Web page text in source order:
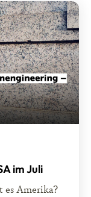
im Juli
es Amerika?